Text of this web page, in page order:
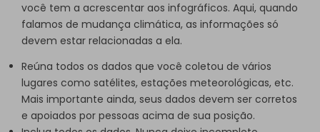
você tem a acrescentar aos infográficos. Aqui, quando
falamos de mudança climática, as informações só
devem estar relacionadas a ela.
Reúna todos os dados que você coletou de vários
lugares como satélites, estações meteorológicas, etc.
Mais importante ainda, seus dados devem ser corretos
e apoiados por pessoas acima de sua posição.